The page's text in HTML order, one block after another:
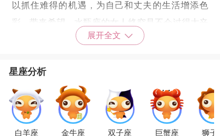
以抓住难得的机遇，为自己和丈夫的生活增添色
彩，带来希望。水瓶座的女人终究是不会过得太辛
苦的，早年受到的苦，未来可以悉数解决问题，和
白羊女
白羊座
的女人大多也会嫁给穷夫，因为她们在
生活当中是典型的理想主义者，总是渴望追求甜蜜
展开全文
星座分析
白羊座 金牛座 双子座 巨蟹座 狮子